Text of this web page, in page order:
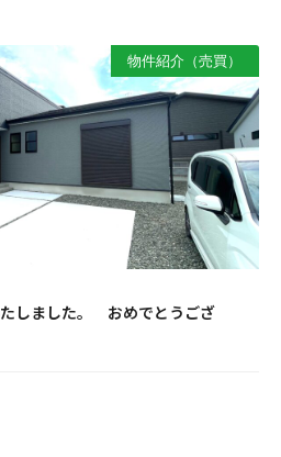
物件紹介（売買）
しました。 おめでとうござ